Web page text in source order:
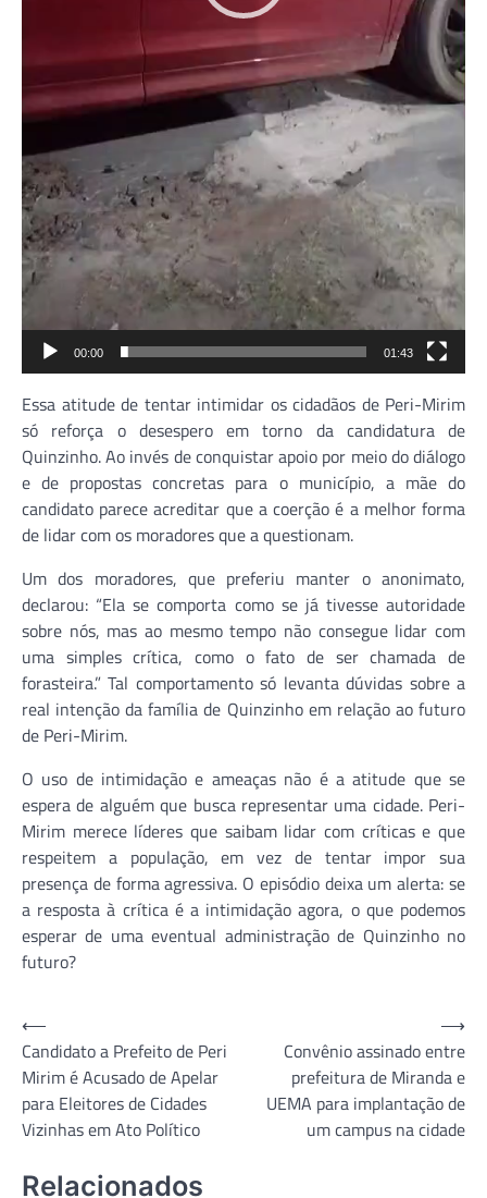
00:00 01:43
Essa atitude de tentar intimidar os cidadãos de Peri-Mirim
só reforça o desespero em torno da candidatura de
Quinzinho. Ao invés de conquistar apoio por meio do diálogo
e de propostas concretas para o município, a mãe do
candidato parece acreditar que a coerção é a melhor forma
de lidar com os moradores que a questionam.
Um dos moradores, que preferiu manter o anonimato,
declarou: “Ela se comporta como se já tivesse autoridade
sobre nós, mas ao mesmo tempo não consegue lidar com
uma simples crítica, como o fato de ser chamada de
forasteira.” Tal comportamento só levanta dúvidas sobre a
real intenção da família de Quinzinho em relação ao futuro
de Peri-Mirim.
O uso de intimidação e ameaças não é a atitude que se
espera de alguém que busca representar uma cidade. Peri-
Mirim merece líderes que saibam lidar com críticas e que
respeitem a população, em vez de tentar impor sua
presença de forma agressiva. O episódio deixa um alerta: se
a resposta à crítica é a intimidação agora, o que podemos
esperar de uma eventual administração de Quinzinho no
futuro?
Navegação
de
Post
⟵
Candidato a Prefeito de Peri
Mirim é Acusado de Apelar
para Eleitores de Cidades
Vizinhas em Ato Político
Convênio assinado entre
prefeitura de Miranda e
UEMA para implantação de
um campus na cidade
⟶
Relacionados